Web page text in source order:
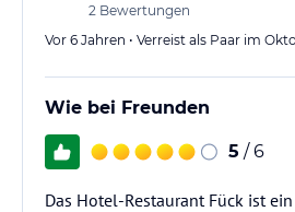
2 Bewertungen
Vor 6 Jahren • Verreist als Paar im
Wie bei Freunden
5 / 6
Das Hotel-Restaurant Fück ist